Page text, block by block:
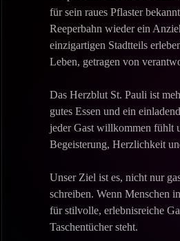
für sein raues Pflaster
Reeperbahn wieder ein
einzigartigen Stadtteils
Leben, getragen von
Das Herzblut St. Pauli ist
gutes Essen und ein
jeder Gast willkommen fühlt
Begeisterung, Herzlichkeit
Unser Ziel ist es, nicht nur
schreiben. Wenn Menschen
für stilvolle, erlebnisreiche
Taschentücher steht.